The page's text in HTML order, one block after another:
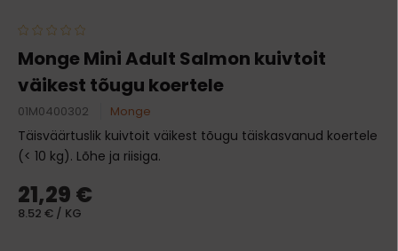
Monge Mini Adult Salmon kuivtoit
väikest tõugu koertele
01M0400302 Monge
Täisväärtuslik kuivtoit väikest tõugu täiskasvanud koertele
(< 10 kg). Lõhe ja riisiga.
21,29 €
8.52 € / KG